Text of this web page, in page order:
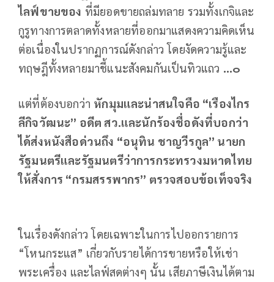
ไลฟ์ขายของ ที่มียอดขายถล่มทลาย รวมทั้งเกจิและ
กูรูทางการตลาดทั้งหลายที่ออกมาแสดงความคิดเห็น
ต่อเนื่องในปรากฏการณ์ดังกล่าว โดยงัดความรู้และ
ทฤษฎีทั้งหลายมาชี้แนะสังคมกันเป็นทิวแถว ...๐
แต่ที่ต้องบอกว่า หักมุมและน่าสนใจคือ “เรืองไกร
ลีกิจวัฒนะ” อดีต สว.และนักร้องชื่อดังที่บอกว่า
ได้ส่งหนังสือด่วนถึง “อนุทิน ชาญวีรกูล” นายก
รัฐมนตรีและรัฐมนตรีว่าการกระทรวงมหาดไทย
ให้สั่งการ “กรมสรรพากร” ตรวจสอบข้อเท็จจริง
ในเรื่องดังกล่าว โดยเฉพาะในการไปออกรายการ
“โหนกระแส” เกี่ยวกับรายได้การขายหรือให้เช่า
พระเครื่อง และไลฟ์สดต่างๆ นั้น เสียภาษีเงินได้ตาม